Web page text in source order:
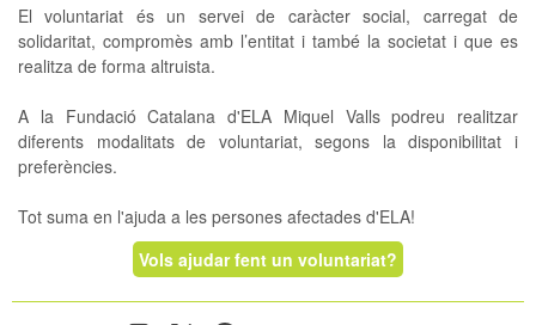
El voluntariat és un servei de caràcter social, carregat de
solidaritat, compromès amb l’entitat i també la societat i que es
realitza de forma altruista.
A la Fundació Catalana d'ELA Miquel Valls podreu realitzar
diferents modalitats de voluntariat, segons la disponibilitat i
preferències.
Tot suma en l'ajuda a les persones afectades d'ELA!
Vols ajudar fent un voluntariat?